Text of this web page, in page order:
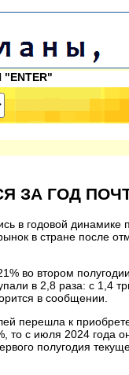
ЗА ГОД
в годовой динамике
в стране после
во втором
в 2,8 раза: с 1,4
в сообщении.
перешла к
то с июля 2024 года
полугодия